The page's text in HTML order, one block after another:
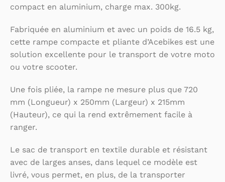
compact en aluminium, charge max. 300kg.
Fabriquée en aluminium et avec un poids de 16.5 kg,
cette rampe compacte et pliante d’Acebikes est une
solution excellente pour le transport de votre moto
ou votre scooter.
Une fois pliée, la rampe ne mesure plus que 720
mm (Longueur) x 250mm (Largeur) x 215mm
(Hauteur), ce qui la rend extrêmement facile à
ranger.
Le sac de transport en textile durable et résistant
avec de larges anses, dans lequel ce modèle est
livré, vous permet, en plus, de la transporter